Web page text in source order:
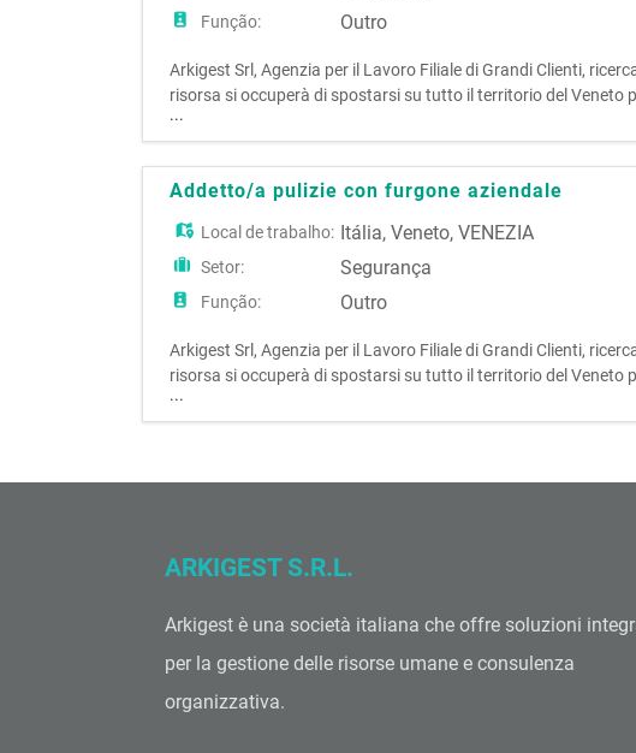
Função: Outro
Arkigest Srl, Agenzia per il Lavoro Filiale di Grandi Clienti,
risorsa si occuperà di spostarsi su tutto il territorio del Veneto
aziendale. Si richiede: · Pa
...
Addetto/a pulizie con furgone aziendale
Local de trabalho: Itália,Veneto,VENEZIA
Setor: Segurança
Função: Outro
Arkigest Srl, Agenzia per il Lavoro Filiale di Grandi Clienti,
risorsa si occuperà di spostarsi su tutto il territorio del Veneto
aziendale. Si richiede: · Pa
...
ARKIGEST S.R.L.
Arkigest è una società italiana che offre soluzioni
per la gestione delle risorse umane e consulenza
organizzativa.